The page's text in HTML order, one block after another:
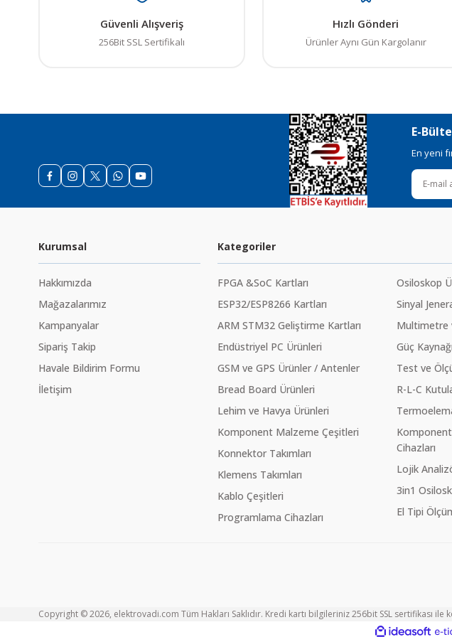
Güvenli Alışveriş
256Bit SSL Sertifikalı
Hızlı Gönderi
Ürünler Aynı Gün Kargolanır
E-
En yeni
Kurumsal
Hakkımızda
Mağazalarımız
Kampanyalar
Sipariş Takip
Havale Bildirim Formu
İletişim
Kategoriler
FPGA &SoC Kartları
ESP32/ESP8266 Kartları
ARM STM32 Geliştirme Kartları
Endüstriyel PC Ürünleri
GSM ve GPS Ürünler / Antenler
Bread Board Ürünleri
Lehim ve Havya Ürünleri
Komponent Malzeme Çeşitleri
Konnektor Takımları
Klemens Takımları
Kablo Çeşitleri
Programlama Cihazları
Osiloskop
Sinyal
Multimetre
Güç
Test ve
R-L-C
Cihazları
Lojik
3in1
El Tipi
Copyright © 2026, elektrovadi.com Tüm Hakları Saklıdır. Kredi kartı bilgileriniz 256bit SSL sertifikası ile